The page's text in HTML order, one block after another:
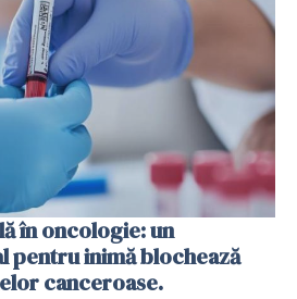
oncologie: un
pentru inimă blochează
canceroase.